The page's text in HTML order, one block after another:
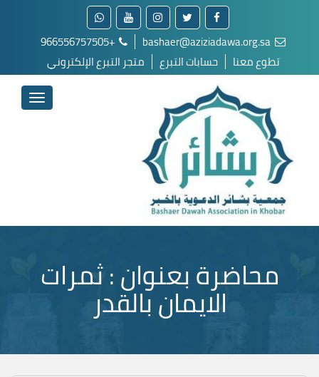
+966556757505
تطوع معنا
حسابات التبرع متجر التبرع الإلكتروني
محاضرة بعنوان : ثمرات
الايمان بالقدر